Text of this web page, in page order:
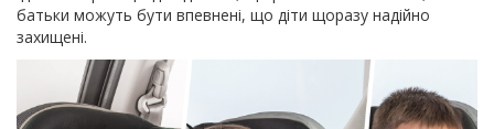
батьки можуть бути впевнені, що діти щоразу надійно
захищені.